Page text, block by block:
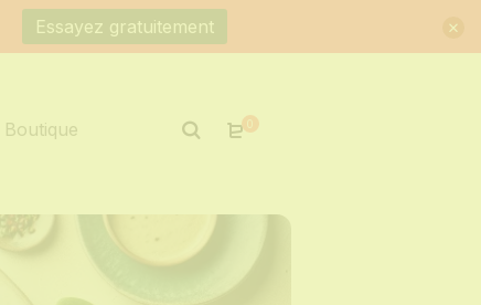
Essayez gratuitement
Boutique